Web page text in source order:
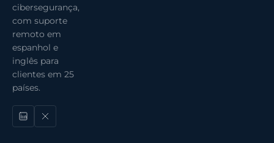
cibersegurança,
com suporte
remoto em
espanhol e
inglês para
clientes em 25
países.